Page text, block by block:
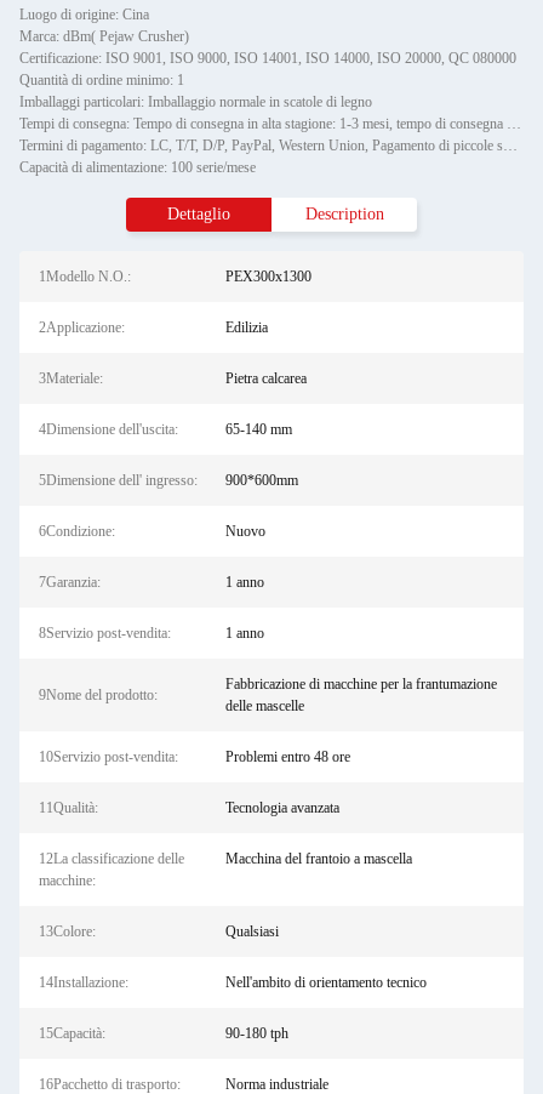
Luogo di origine: Cina
Marca: dBm( Pejaw Crusher)
Certificazione: ISO 9001, ISO 9000, ISO 14001, ISO 14000, ISO 20000, QC 080000
Quantità di ordine minimo: 1
Imballaggi particolari: Imballaggio normale in scatole di legno
Tempi di consegna: Tempo di consegna in alta stagione: 1-3 mesi, tempo di consegna fuori stagione: un mese
Termini di pagamento: LC, T/T, D/P, PayPal, Western Union, Pagamento di piccole somme, Money Gram
Capacità di alimentazione: 100 serie/mese
Dettaglio Description
1Modello N.O.: PEX300x1300
2Applicazione: Edilizia
3Materiale: Pietra calcarea
4Dimensione dell'uscita: 65-140 mm
5Dimensione dell' ingresso: 900*600mm
6Condizione: Nuovo
7Garanzia: 1 anno
8Servizio post-vendita: 1 anno
9Nome del prodotto:
Fabbricazione di macchine per la frantumazione
delle mascelle
10Servizio post-vendita: Problemi entro 48 ore
11Qualità: Tecnologia avanzata
12La classificazione delle
macchine:
Macchina del frantoio a mascella
13Colore: Qualsiasi
14Installazione: Nell'ambito di orientamento tecnico
15Capacità: 90-180 tph
16Pacchetto di trasporto: Norma industriale